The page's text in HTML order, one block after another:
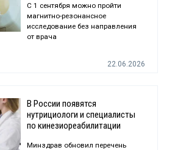
С 1 сентября можно пройти
магнитно-резонансное
исследование без направления
от врача
22.06.2026
В России появятся
нутрициологи и специалисты
по кинезиореабилитации
Минздрав обновил перечень